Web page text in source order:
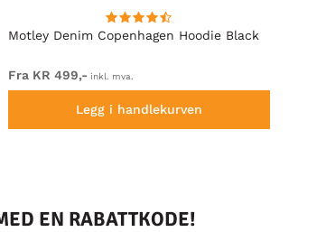
Motley Denim Copenhagen Hoodie Black
Fra KR 499,- inkl. mva.
Legg i handlekurven
EN RABATTKODE!